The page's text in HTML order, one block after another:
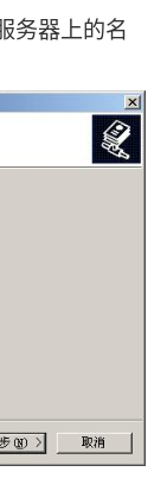
务器上的名